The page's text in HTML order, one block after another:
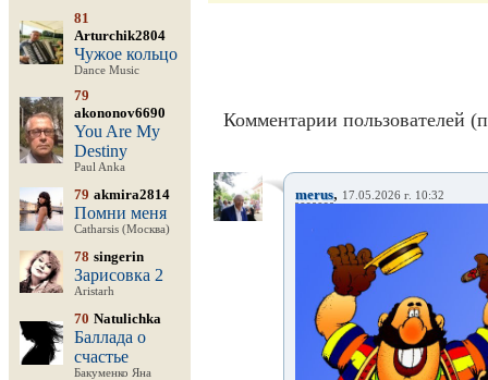
81
Arturchik2804
Чужое кольцо
Dance Music
79
akononov6690
You Are My
Destiny
Paul Anka
79 akmira2814
Помни меня
Catharsis (Москва)
78 singerin
Зарисовка 2
Aristarh
70 Natulichka
Баллада о
счастье
Бакуменко Яна
Комментарии пользователей
merus, 17.05.2026 г. 10:32